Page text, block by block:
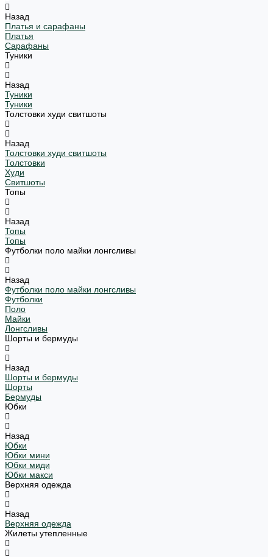
Назад
Платья и сарафаны
Платья
Сарафаны
Туники
Назад
Туники
Туники
Толстовки худи свитшоты
Назад
Толстовки худи свитшоты
Толстовки
Худи
Свитшоты
Топы
Назад
Топы
Топы
Футболки поло майки лонгсливы
Назад
Футболки поло майки лонгсливы
Футболки
Поло
Майки
Лонгсливы
Шорты и бермуды
Назад
Шорты и бермуды
Шорты
Бермуды
Юбки
Назад
Юбки
Юбки мини
Юбки миди
Юбки макси
Верхняя одежда
Назад
Верхняя одежда
Жилеты утепленные